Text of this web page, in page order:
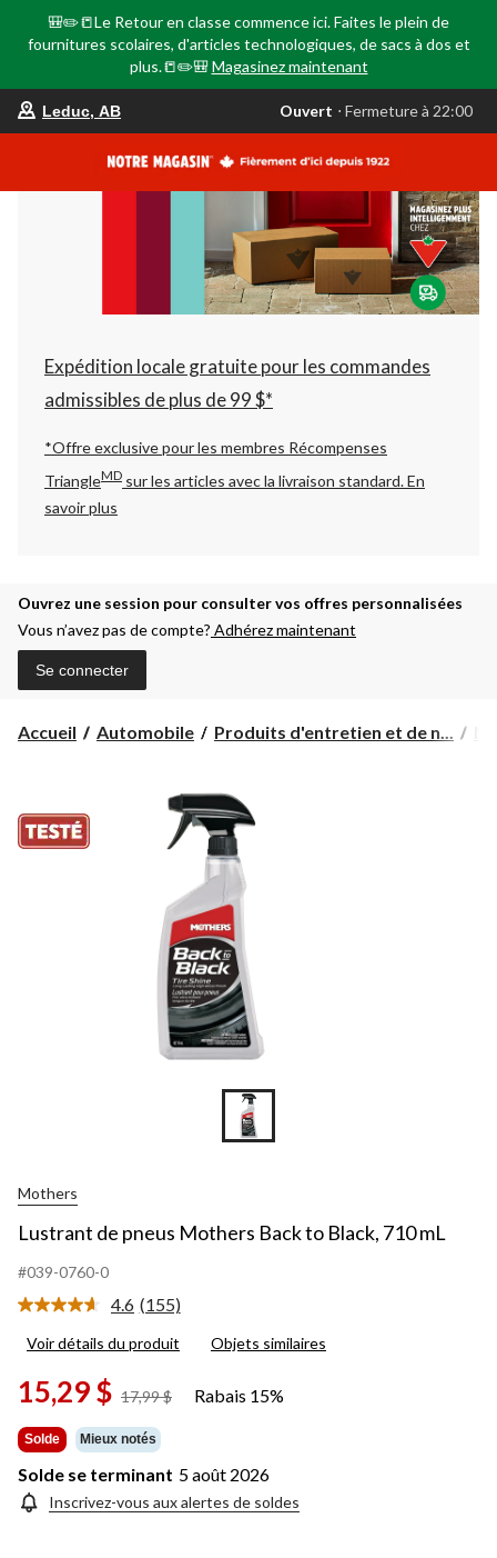
🎒✏️📒Le Retour en classe commence ici. Faites le plein de
fournitures scolaires, d'articles technologiques, de sacs à dos et
plus.📒✏️🎒 Magasinez maintenant
votre
est
AB,
Ouvert,
Fermeture
à
22:00
changer
Leduc, AB Ouvert ⋅ Fermeture à 22:00
Expédition locale gratuite pour les commandes
admissibles de plus de 99 $*
*Offre exclusive pour les membres Récompenses
TriangleMD sur les articles avec la livraison standard.En
savoir plus
Ouvrez une session pour consulter vos offres personnalisées
Vous n’avez pas de compte? Adhérez maintenant
Se connecter
Accueil Automobile Produits d'entretien et de n...
Mothers
Lustrant de pneus Mothers Back to Black, 710 mL
#039-0760-0
4.6 Lire
155
vers
même
page.
(155)
Voir détails du produit Objets similaires
15,29 $ 17,99 $
prixRabais 15%
Solde Mieux notés
Solde se terminant 5 août 2026
Inscrivez-vous aux alertes de soldes